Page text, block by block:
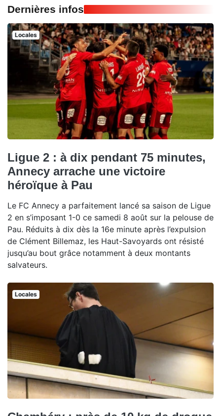
Dernières infos
Locales
Ligue 2 : à dix pendant 75 minutes,
Annecy arrache une victoire
héroïque à Pau
Le FC Annecy a parfaitement lancé sa saison de Ligue
2 en s’imposant 1-0 ce samedi 8 août sur la pelouse de
Pau. Réduits à dix dès la 16e minute après l’expulsion
de Clément Billemaz, les Haut-Savoyards ont résisté
jusqu’au bout grâce notamment à deux montants
salvateurs.
Locales